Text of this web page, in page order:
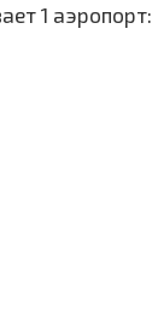
1 аэропорт: